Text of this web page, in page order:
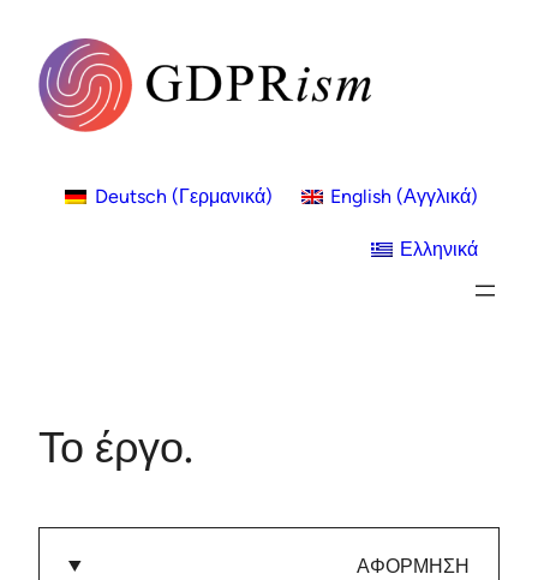
περιεχόμενο
Deutsch (Γερμανικά) English (Αγγλικά)
Ελληνικά
Το έργο.
ΑΦΟΡΜΗΣΗ